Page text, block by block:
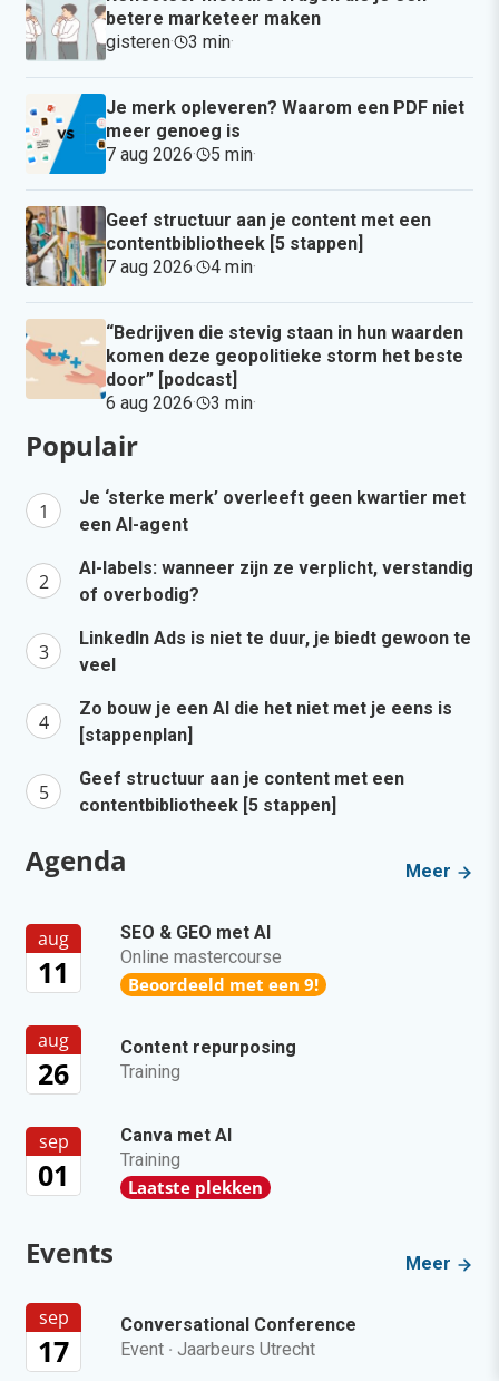
betere marketeer maken
gisteren· 3 min·
Je merk opleveren? Waarom een PDF niet
meer genoeg is
7 aug 2026· 5 min·
Geef structuur aan je content met een
contentbibliotheek [5 stappen]
7 aug 2026· 4 min·
“Bedrijven die stevig staan in hun waarden
komen deze geopolitieke storm het beste
door” [podcast]
6 aug 2026· 3 min·
Populair
Je ‘sterke merk’ overleeft geen kwartier met
een AI-agent
AI-labels: wanneer zijn ze verplicht, verstandig
of overbodig?
LinkedIn Ads is niet te duur, je biedt gewoon te
veel
Zo bouw je een AI die het niet met je eens is
[stappenplan]
Geef structuur aan je content met een
contentbibliotheek [5 stappen]
Agenda Meer
aug
11
SEO & GEO met AI
Online mastercourse
Beoordeeld met een 9!
aug
26
Content repurposing
Training
sep
01
Canva met AI
Training
Laatste plekken
Events Meer
sep
17
Conversational Conference
Event · Jaarbeurs Utrecht